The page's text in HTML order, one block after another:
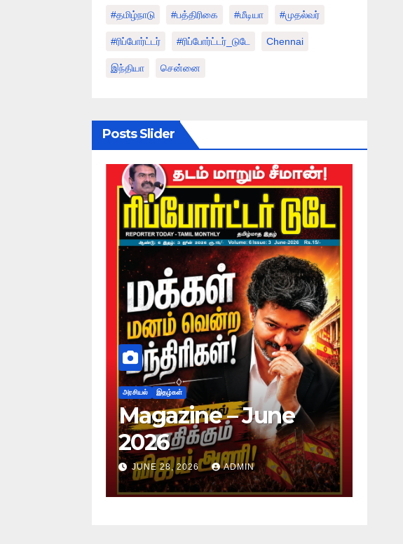
#தமிழ்நாடு #பத்திரிகை #மீடியா #முதல்வர்
#ரிப்போர்ட்டர் #ரிப்போர்ட்டர்_டுடே Chennai
இந்தியா சென்னை
Posts Slider
அரசியல் இதழ்கள்
Magazine – June
2026
JUNE 28, 2026 ADMIN